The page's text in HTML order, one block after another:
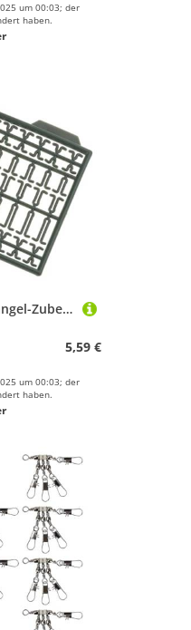
um 00:03; der
haben.
ZYMIADOU Karpfenangel-Zubehör, Karpfen-Ausrüstung, Boilie-Köder, Bohrstopfen für See und Fluss, Haar-Rig-Zubehör
5,59 €
um 00:03; der
haben.